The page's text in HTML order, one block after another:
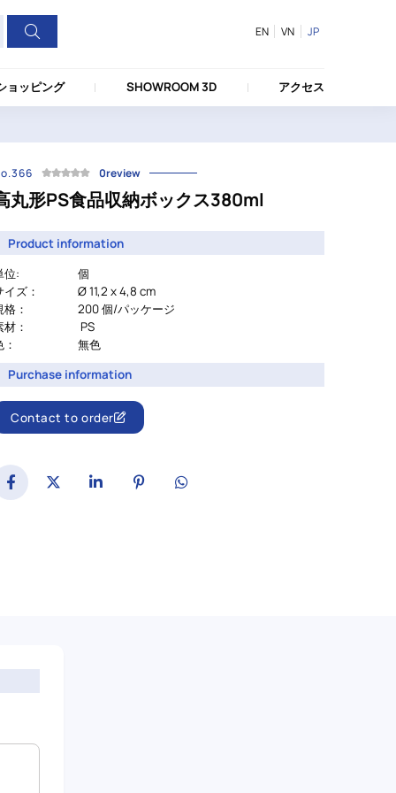
EN VN JP
ョッピング SHOWROOM 3D アクセス
0review
丸形PS食品収納ボックス380ml
Product information
位:
個
イズ：
Ø 11,2 x 4,8 cm
格：
200 個/パッケージ
材：
PS
無色
Purchase information
Contact to order